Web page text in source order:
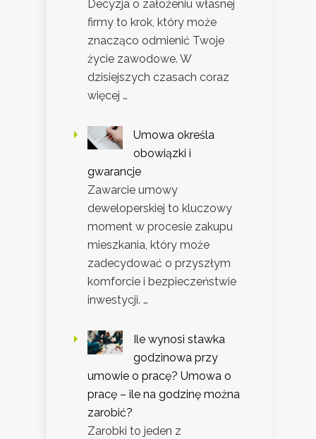
Decyzja o założeniu własnej
firmy to krok, który może
znacząco odmienić Twoje
życie zawodowe. W
dzisiejszych czasach coraz
więcej …
Umowa określa
obowiązki i
gwarancje
Zawarcie umowy
deweloperskiej to kluczowy
moment w procesie zakupu
mieszkania, który może
zadecydować o przyszłym
komforcie i bezpieczeństwie
inwestycji. …
Ile wynosi stawka
godzinowa przy
umowie o pracę? Umowa o
pracę – ile na godzinę można
zarobić?
Zarobki to jeden z